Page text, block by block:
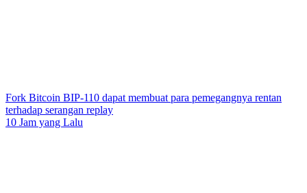
Fork Bitcoin BIP-110 dapat membuat para pemegangnya rentan
terhadap serangan replay
10 Jam yang Lalu